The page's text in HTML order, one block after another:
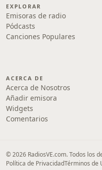
EXPLORAR
Emisoras de radio
Pódcasts
Canciones Populares
ACERCA DE
Acerca de Nosotros
Añadir emisora
Widgets
Comentarios
© 2026 RadiosVE.com. Todos los
Política de PrivacidadTérminos de